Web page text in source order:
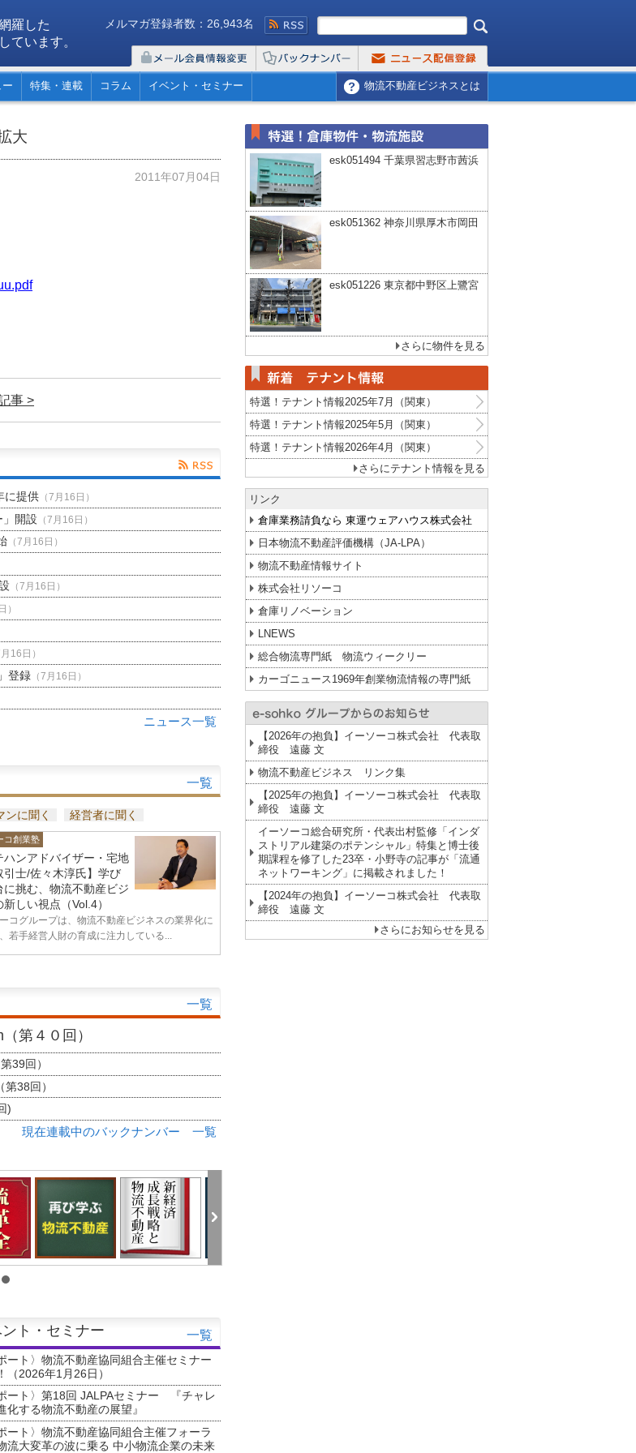
羅した
ています。
メルマガ登録者数：26,943名
ー 特集・連載 コラム イベント・セミナー 物流不動産ビジネスとは
大
2011年07月04日
事 >
に提供（7月16日）
開設 （7月16日）
（7月16日）
（7月16日）
）
16日）
登録（7月16日）
ニュース一覧
一覧
ンに聞く 経営者に聞く
コ創業塾
ハンアドバイザー・宅地
引士/佐々木淳氏】学び
に挑む、物流不動産ビジ
新しい視点（Vol.4）
コグループは、物流不動産ビジネスの業界化に
若手経営人財の育成に注力している...
一覧
第４０回）
39回）
38回）
)
現在連載中のバックナンバー 一覧
ント・セミナー 一覧
ート〉物流不動産協同組合主催セミナー
（2026年1月26日）
ート〉第18回 JALPAセミナー 『チャレ
化する物流不動産の展望』
ート〉物流不動産協同組合主催フォーラ
流大変革の波に乗る 中小物流企業の未来
esk051494 千葉県習志野市茜浜
esk051362 神奈川県厚木市岡田
esk051226 東京都中野区上鷺宮
さらに物件を見る
特選！テナント情報2025年7月（関東）
特選！テナント情報2025年5月（関東）
特選！テナント情報2026年4月（関東）
さらにテナント情報を見る
リンク
倉庫業務請負なら 東運ウェアハウス株式会社
日本物流不動産評価機構（JA-LPA）
物流不動産情報サイト
株式会社リソーコ
倉庫リノベーション
LNEWS
総合物流専門紙 物流ウィークリー
カーゴニュース1969年創業物流情報の専門紙
【2026年の抱負】イーソーコ株式会社 代表取
締役 遠藤 文
物流不動産ビジネス リンク集
【2025年の抱負】イーソーコ株式会社 代表取
締役 遠藤 文
イーソーコ総合研究所・代表出村監修「インダ
ストリアル建築のポテンシャル」特集と博士後
期課程を修了した23卒・小野寺の記事が「流通
ネットワーキング」に掲載されました！
【2024年の抱負】イーソーコ株式会社 代表取
締役 遠藤 文
さらにお知らせを見る